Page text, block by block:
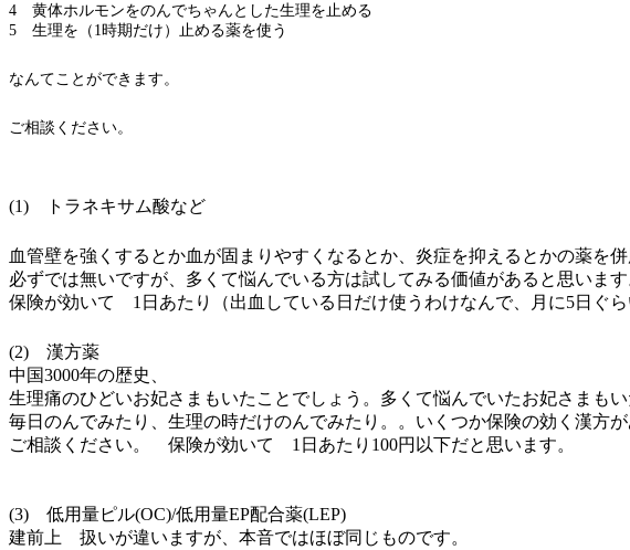
4 黄体ホルモンをのんでちゃんとした生理を止める
5 生理を（1時期だけ）止める薬を使う
なんてことができます。
ご相談ください。
(1) トラネキサム酸など
血管壁を強くするとか血が固まりやすくなるとか、炎症を抑えるとかの薬を
必ずでは無いですが、多くて悩んでいる方は試してみる価値があると思います
保険が効いて 1日あたり（出血している日だけ使うわけなんで、月に5日ぐら
(2) 漢方薬
中国3000年の歴史、
生理痛のひどいお妃さまもいたことでしょう。多くて悩んでいたお妃さまもい
毎日のんでみたり、生理の時だけのんでみたり。。いくつか保険の効く漢方が
ご相談ください。 保険が効いて 1日あたり100円以下だと思います。
(3) 低用量ピル(OC)/低用量EP配合薬(LEP)
建前上 扱いが違いますが、本音ではほぼ同じものです。